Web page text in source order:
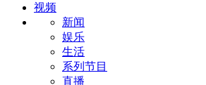
视频
新闻
娱乐
生活
系列节目
直播